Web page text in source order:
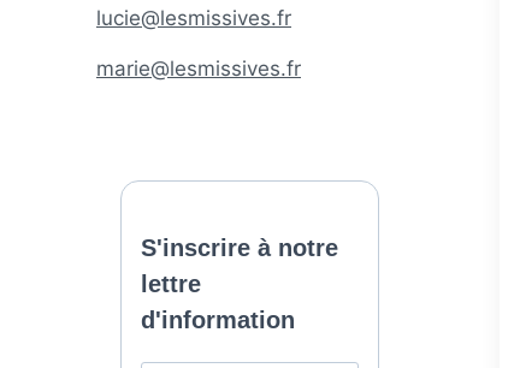
lucie@lesmissives.fr
marie@lesmissives.fr